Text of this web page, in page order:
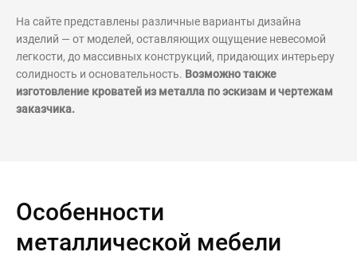
На сайте представлены различные варианты дизайна
изделий — от моделей, оставляющих ощущение невесомой
легкости, до массивных конструкций, придающих интерьеру
солидность и основательность. Возможно также
изготовление кроватей из металла по эскизам и чертежам
заказчика.
Особенности
металлической мебели